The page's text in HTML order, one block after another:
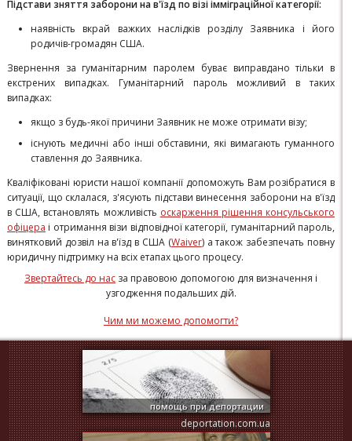
Підстави зняття заборони на в'їзд по візі імміграційної категорії:
наявність вкрай важких наслідків розділу Заявника і його
родичів-громадян США.
Звернення за гуманітарним паролем буває виправдано тільки в
екстрених випадках. Гуманітарний пароль можливий в таких
випадках:
якщо з будь-якої причини Заявник не може отримати візу;
існують медичні або інші обставини, які вимагають гуманного
ставлення до Заявника.
Кваліфіковані юристи нашої компанії допоможуть Вам розібратися в
ситуації, що склалася, з'ясують підстави винесення заборони на в'їзд
в США, встановлять можливість оскарження рішення консульського
офіцера і отримання візи відповідної категорії, гуманітарний пароль,
винятковий дозвіл на в'їзд в США (Waiver) а також забезпечать повну
юридичну підтримку на всіх етапах цього процесу.
Звертайтесь до нас за правовою допомогою для визначення і
узгодження подальших дій.
Чим ми можемо допомогти?
помощь при депортации
deportation.com.ua